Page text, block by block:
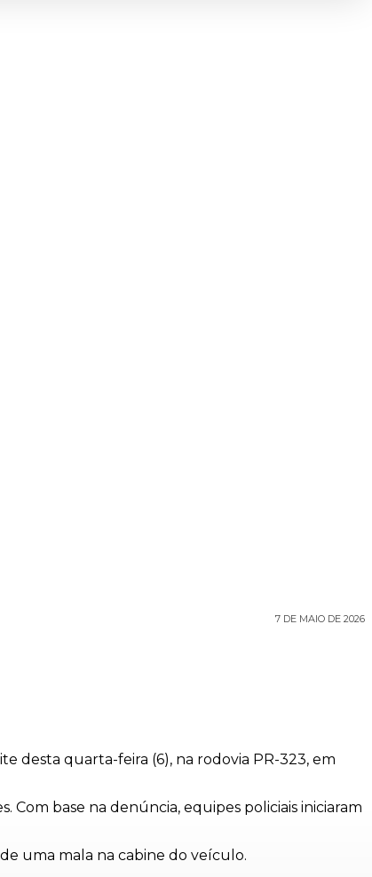
7 DE MAIO DE 2026
desta quarta-feira (6), na rodovia PR-323, em
base na denúncia, equipes policiais iniciaram
uma mala na cabine do veículo.